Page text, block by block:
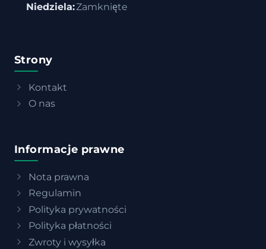
Niedziela:Zamknięte
Strony
Kontakt
O nas
Informacje prawne
Nota prawna
Regulamin
Polityka prywatności
Polityka płatności
Zwroty i wysyłka